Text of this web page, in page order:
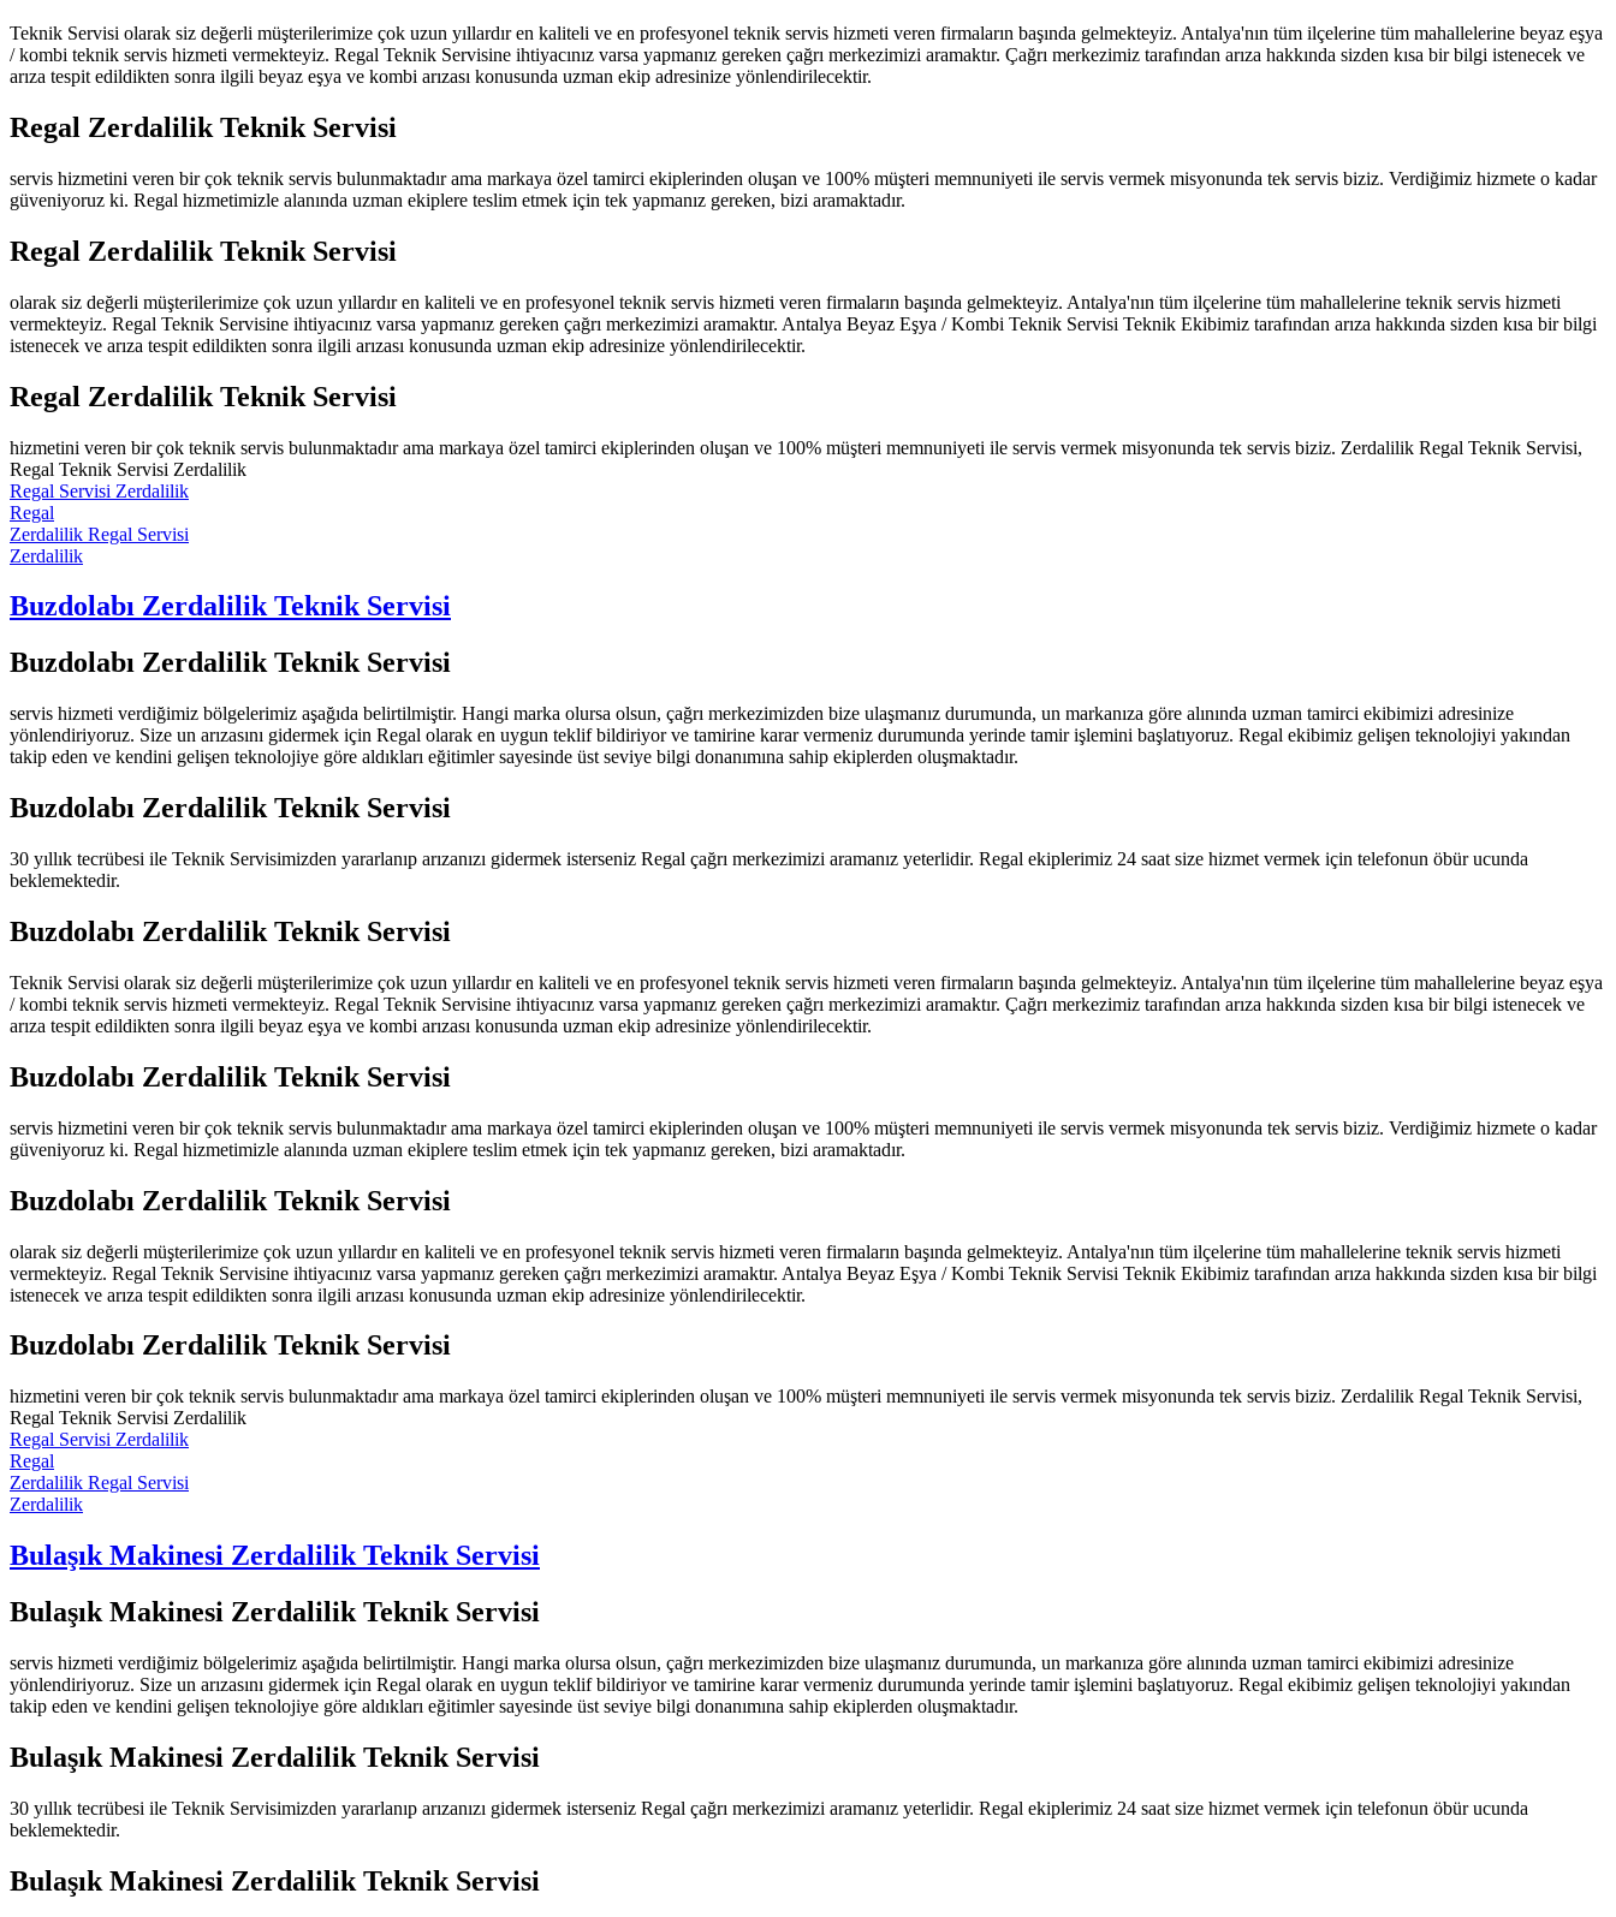
Teknik Servisi olarak siz değerli müşterilerimize çok uzun yıllardır en kaliteli ve en profesyonel teknik servis hizmeti veren firmaların başında gelmekteyiz. Antalya'nın tüm ilçelerine tüm mahallelerine beyaz eşya
/ kombi teknik servis hizmeti vermekteyiz. Regal Teknik Servisine ihtiyacınız varsa yapmanız gereken çağrı merkezimizi aramaktır. Çağrı merkezimiz tarafından arıza hakkında sizden kısa bir bilgi istenecek ve
arıza tespit edildikten sonra ilgili beyaz eşya ve kombi arızası konusunda uzman ekip adresinize yönlendirilecektir.
Regal Zerdalilik Teknik Servisi
servis hizmetini veren bir çok teknik servis bulunmaktadır ama markaya özel tamirci ekiplerinden oluşan ve 100% müşteri memnuniyeti ile servis vermek misyonunda tek servis biziz. Verdiğimiz hizmete o kadar
güveniyoruz ki. Regal hizmetimizle alanında uzman ekiplere teslim etmek için tek yapmanız gereken, bizi aramaktadır.
Regal Zerdalilik Teknik Servisi
olarak siz değerli müşterilerimize çok uzun yıllardır en kaliteli ve en profesyonel teknik servis hizmeti veren firmaların başında gelmekteyiz. Antalya'nın tüm ilçelerine tüm mahallelerine teknik servis hizmeti
vermekteyiz. Regal Teknik Servisine ihtiyacınız varsa yapmanız gereken çağrı merkezimizi aramaktır. Antalya Beyaz Eşya / Kombi Teknik Servisi Teknik Ekibimiz tarafından arıza hakkında sizden kısa bir bilgi
istenecek ve arıza tespit edildikten sonra ilgili arızası konusunda uzman ekip adresinize yönlendirilecektir.
Regal Zerdalilik Teknik Servisi
hizmetini veren bir çok teknik servis bulunmaktadır ama markaya özel tamirci ekiplerinden oluşan ve 100% müşteri memnuniyeti ile servis vermek misyonunda tek servis biziz. Zerdalilik Regal Teknik Servisi,
Regal Teknik Servisi Zerdalilik
Regal Servisi Zerdalilik
Regal
Zerdalilik Regal Servisi
Zerdalilik
Buzdolabı Zerdalilik Teknik Servisi
Buzdolabı Zerdalilik Teknik Servisi
servis hizmeti verdiğimiz bölgelerimiz aşağıda belirtilmiştir. Hangi marka olursa olsun, çağrı merkezimizden bize ulaşmanız durumunda, un markanıza göre alınında uzman tamirci ekibimizi adresinize
yönlendiriyoruz. Size un arızasını gidermek için Regal olarak en uygun teklif bildiriyor ve tamirine karar vermeniz durumunda yerinde tamir işlemini başlatıyoruz. Regal ekibimiz gelişen teknolojiyi yakından
takip eden ve kendini gelişen teknolojiye göre aldıkları eğitimler sayesinde üst seviye bilgi donanımına sahip ekiplerden oluşmaktadır.
Buzdolabı Zerdalilik Teknik Servisi
30 yıllık tecrübesi ile Teknik Servisimizden yararlanıp arızanızı gidermek isterseniz Regal çağrı merkezimizi aramanız yeterlidir. Regal ekiplerimiz 24 saat size hizmet vermek için telefonun öbür ucunda
beklemektedir.
Buzdolabı Zerdalilik Teknik Servisi
Teknik Servisi olarak siz değerli müşterilerimize çok uzun yıllardır en kaliteli ve en profesyonel teknik servis hizmeti veren firmaların başında gelmekteyiz. Antalya'nın tüm ilçelerine tüm mahallelerine beyaz eşya
/ kombi teknik servis hizmeti vermekteyiz. Regal Teknik Servisine ihtiyacınız varsa yapmanız gereken çağrı merkezimizi aramaktır. Çağrı merkezimiz tarafından arıza hakkında sizden kısa bir bilgi istenecek ve
arıza tespit edildikten sonra ilgili beyaz eşya ve kombi arızası konusunda uzman ekip adresinize yönlendirilecektir.
Buzdolabı Zerdalilik Teknik Servisi
servis hizmetini veren bir çok teknik servis bulunmaktadır ama markaya özel tamirci ekiplerinden oluşan ve 100% müşteri memnuniyeti ile servis vermek misyonunda tek servis biziz. Verdiğimiz hizmete o kadar
güveniyoruz ki. Regal hizmetimizle alanında uzman ekiplere teslim etmek için tek yapmanız gereken, bizi aramaktadır.
Buzdolabı Zerdalilik Teknik Servisi
olarak siz değerli müşterilerimize çok uzun yıllardır en kaliteli ve en profesyonel teknik servis hizmeti veren firmaların başında gelmekteyiz. Antalya'nın tüm ilçelerine tüm mahallelerine teknik servis hizmeti
vermekteyiz. Regal Teknik Servisine ihtiyacınız varsa yapmanız gereken çağrı merkezimizi aramaktır. Antalya Beyaz Eşya / Kombi Teknik Servisi Teknik Ekibimiz tarafından arıza hakkında sizden kısa bir bilgi
istenecek ve arıza tespit edildikten sonra ilgili arızası konusunda uzman ekip adresinize yönlendirilecektir.
Buzdolabı Zerdalilik Teknik Servisi
hizmetini veren bir çok teknik servis bulunmaktadır ama markaya özel tamirci ekiplerinden oluşan ve 100% müşteri memnuniyeti ile servis vermek misyonunda tek servis biziz. Zerdalilik Regal Teknik Servisi,
Regal Teknik Servisi Zerdalilik
Regal Servisi Zerdalilik
Regal
Zerdalilik Regal Servisi
Zerdalilik
Bulaşık Makinesi Zerdalilik Teknik Servisi
Bulaşık Makinesi Zerdalilik Teknik Servisi
servis hizmeti verdiğimiz bölgelerimiz aşağıda belirtilmiştir. Hangi marka olursa olsun, çağrı merkezimizden bize ulaşmanız durumunda, un markanıza göre alınında uzman tamirci ekibimizi adresinize
yönlendiriyoruz. Size un arızasını gidermek için Regal olarak en uygun teklif bildiriyor ve tamirine karar vermeniz durumunda yerinde tamir işlemini başlatıyoruz. Regal ekibimiz gelişen teknolojiyi yakından
takip eden ve kendini gelişen teknolojiye göre aldıkları eğitimler sayesinde üst seviye bilgi donanımına sahip ekiplerden oluşmaktadır.
Bulaşık Makinesi Zerdalilik Teknik Servisi
30 yıllık tecrübesi ile Teknik Servisimizden yararlanıp arızanızı gidermek isterseniz Regal çağrı merkezimizi aramanız yeterlidir. Regal ekiplerimiz 24 saat size hizmet vermek için telefonun öbür ucunda
beklemektedir.
Bulaşık Makinesi Zerdalilik Teknik Servisi